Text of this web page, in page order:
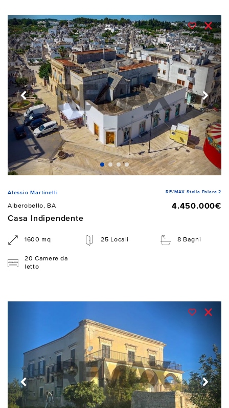
Alessio Martinelli RE/MAX Stella Polare 2
Alberobello, BA
4.450.000€
Casa Indipendente
1600 mq 25 Locali 8 Bagni
20 Camere da
letto